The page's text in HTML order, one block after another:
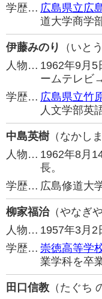
学歴… 広島県立広
道大学商学
伊藤みのり
（いと
人物… 1962年9月5
ームテレビ
学歴… 広島県立竹
人文学部英
中島英樹（なかし
人物… 1962年8月
長。
学歴… 広島修道大
柳家福治（やなぎ
人物… 1957年3月2
学歴… 崇徳高等学
業学科を卒
田口信教 （たぐち